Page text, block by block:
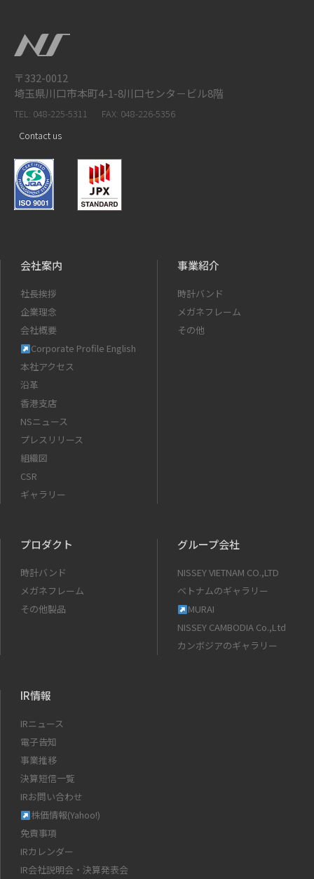
〒332-0012
埼玉県川口市本町4-1-8川口センタ－ビル8階
TEL: 048-225-5311
FAX: 048-226-5356
Contact us
会社案内
社長挨拶
企業理念
会社概要
Corporate Profile English
本社アクセス
沿革
香港支店
NSニュース
プレスリリース
組織図
CSR
ギャラリー
事業紹介
時計バンド
メガネフレーム
その他
プロダクト
時計バンド
メガネフレーム
その他製品
グループ会社
NISSEY VIETNAM CO.,LTD
ベトナムのギャラリー
MURAI
NISSEY CAMBODIA Co.,Ltd
カンボジアのギャラリー
IR情報
IRニュース
電子告知
事業推移
決算短信一覧
IRお問い合わせ
株価情報(Yahoo!)
免責事項
IRカレンダー
IR会社説明会・決算発表会